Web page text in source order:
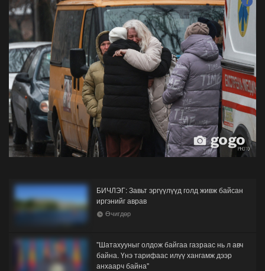
БИЧЛЭГ: Завьт эргүүлүүд голд живж байсан
иргэнийг аврав
Өчигдөр
"Шатахууныг олдож байгаа газраас нь л авч
байна. Үнэ тарифаас илүү хангамж дээр
анхаарч байна"